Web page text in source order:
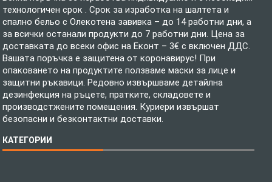
технологичен срок . Срок за изработка на шалтета и
спално бельо с Олекотена завивка – до 14 работни дни, а
за всички останали продукти до 7 работни дни. Цена за
доставката до всеки офис на Еконт – 3€ с включен ДДС.
Вашата поръчка е защитена от коронавирус! При
опаковането на продуктите ползваме маски за лице и
защитни ръкавици. Редовно извършваме детайлна
дезинфекция на ръцете, пратките, складовете и
производстжените помещения. Куриери извършат
безопасни и безконтактни доставки.
КАТЕГОРИИ